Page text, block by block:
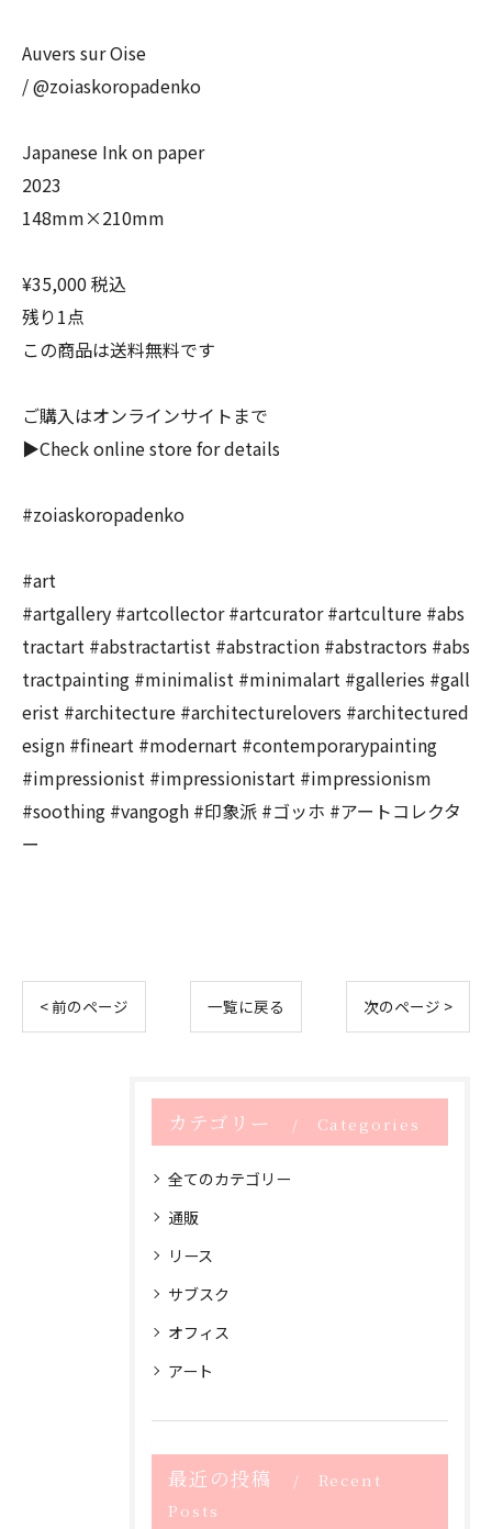
Auvers sur Oise
/ @zoiaskoropadenko
Japanese Ink on paper
2023
148mm×210mm
¥35,000 税込
残り1点
この商品は送料無料です
ご購入はオンラインサイトまで
▶︎Check online store for details
#zoiaskoropadenko
#art
#artgallery #artcollector #artcurator #artculture #abs
tractart #abstractartist #abstraction #abstractors #abs
tractpainting #minimalist #minimalart #galleries #gall
erist #architecture #architecturelovers #architectured
esign #fineart #modernart #contemporarypainting
#impressionist #impressionistart #impressionism
#soothing #vangogh #印象派 #ゴッホ #アートコレクタ
ー
< 前のページ 一覧に戻る 次のページ >
カテゴリー Categories
全てのカテゴリー
通販
リース
サブスク
オフィス
アート
最近の投稿
Recent
Posts